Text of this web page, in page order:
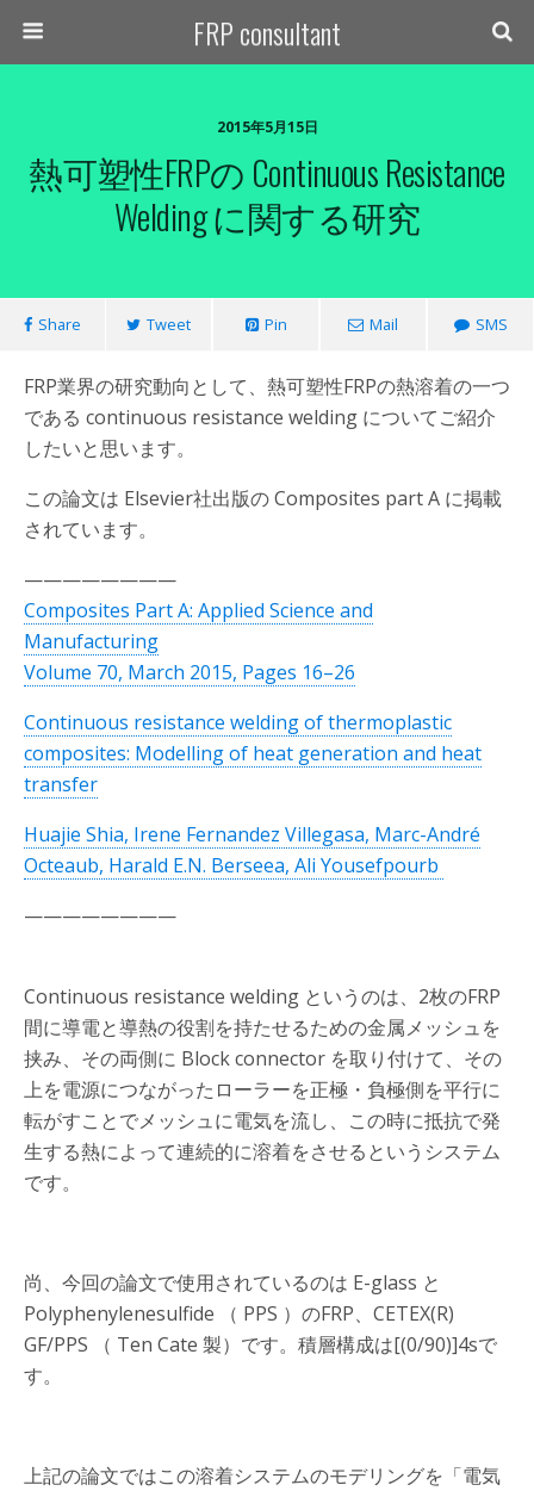
FRP consultant
2015年5月15日
熱可塑性FRPの Continuous Resistance
Welding に関する研究
Share Tweet Pin Mail SMS
FRP業界の研究動向として、熱可塑性FRPの熱溶着の一つ
である continuous resistance welding についてご紹介
したいと思います。
この論文は Elsevier社出版の Composites part A に掲載
されています。
————————
Composites Part A: Applied Science and
Manufacturing
Volume 70, March 2015, Pages 16–26
Continuous resistance welding of thermoplastic
composites: Modelling of heat generation and heat
transfer
Huajie Shia, Irene Fernandez Villegasa, Marc-André
Octeaub, Harald E.N. Berseea, Ali Yousefpourb
————————
Continuous resistance welding というのは、2枚のFRP
間に導電と導熱の役割を持たせるための金属メッシュを
挟み、その両側に Block connector を取り付けて、その
上を電源につながったローラーを正極・負極側を平行に
転がすことでメッシュに電気を流し、この時に抵抗で発
生する熱によって連続的に溶着をさせるというシステム
です。
尚、今回の論文で使用されているのは E-glass と
Polyphenylenesulfide （ PPS ）のFRP、CETEX(R)
GF/PPS （ Ten Cate 製）です。積層構成は[(0/90)]4sで
す。
上記の論文ではこの溶着システムのモデリングを「電気